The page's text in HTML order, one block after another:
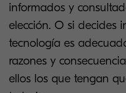
informados y
elección. O si decides
tecnología es
razones y
ellos los que tengan